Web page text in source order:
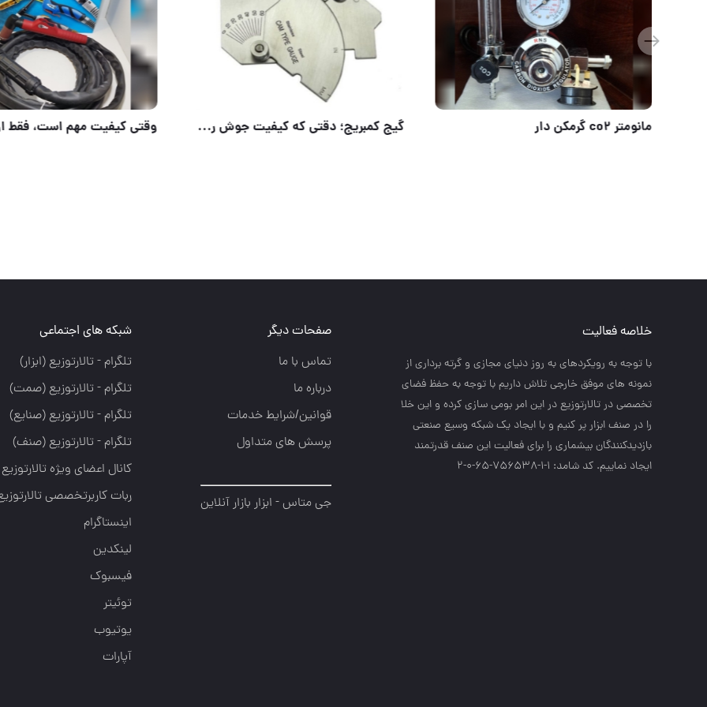
انواع انبر جوشکاری فروزان مانومتر co2 گرمکن دار
خلاصه فعالیت
با توجه به رويكردهاي به روز دنياي مجازي و گرته برداري از
نمونه هاي موفق خارجي تلاش داريم با توجه به حفظ فضاي
تخصصي در تالارتوزيع در اين امر بومي سازي كرده و اين خلا
را در صنف ابزار پر كنيم و با ايجاد يك شبكه وسيع صنعتي
بازديدكنندگان بيشماري را براي فعاليت اين صنف قدرتمند
ايجاد نماييم. کد شامد: 1-1-756538-65-0-2
صفحات دیگر
تماس با ما
درباره ما
قوانین/شرایط خدمات
پرسش های متداول
جی متاس - ابزار بازار آنلاین
شبکه های اجتماعی
تلگرام - تالارتوزيع (ابزار)
تلگرام - تالارتوزيع (صمت)
تلگرام - تالارتوزيع (صنايع)
تلگرام - تالارتوزیع (صنف)
کانال اعضای ویژه تالارتوزیع
ربات کاربرتخصصی
اینستاگرام
لینکدین
فیسبوک
توئیتر
یوتیوب
آپارات